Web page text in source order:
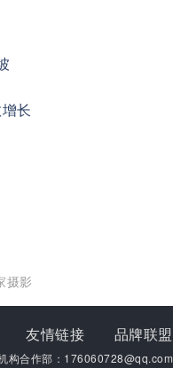
长
摄影
友情链接 品牌联盟
构合作部：176060728@qq.com